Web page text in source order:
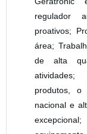
regulador
proativos;
área;
de alta
atividades;
produtos, o
nacional e